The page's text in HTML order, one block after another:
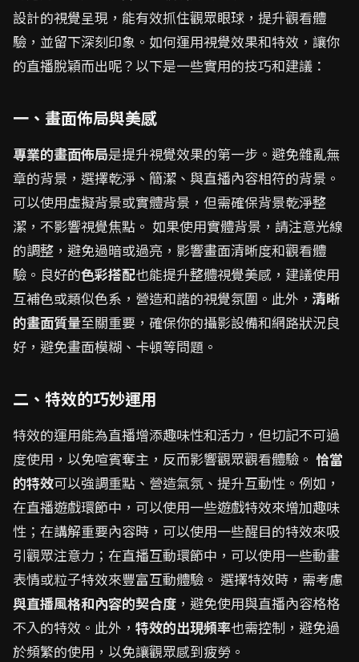
設計的視覺呈現，能有效抓住觀眾眼球，提升觀看體
驗，並留下深刻印象。如何運用視覺效果和特效，讓你
的直播脫穎而出呢？以下是一些實用的技巧和建議：
一、畫面佈局與美感
專業的畫面佈局是提升視覺效果的第一步。避免雜亂無
章的背景，選擇乾淨、簡潔、與直播內容相符的背景。
可以使用虛擬背景或實體背景，但需確保背景乾淨整
潔，不影響視覺焦點。 如果使用實體背景，請注意光線
的調整，避免過暗或過亮，影響畫面清晰度和觀看體
驗。良好的色彩搭配也能提升整體視覺美感，建議使用
互補色或類似色系，營造和諧的視覺氛圍。此外， 清晰
的畫面質量至關重要，確保你的攝影設備和網路狀況良
好，避免畫面模糊、卡頓等問題。
二、特效的巧妙運用
特效的運用能為直播增添趣味性和活力，但切記不可過
度使用，以免喧賓奪主，反而影響觀眾觀看體驗。 恰當
的特效可以強調重點、營造氣氛、提升互動性。例如，
在直播遊戲環節中，可以使用一些遊戲特效來增加趣味
性；在講解重要內容時，可以使用一些醒目的特效來吸
引觀眾注意力；在直播互動環節中，可以使用一些動畫
表情或粒子特效來豐富互動體驗。 選擇特效時，需考慮
與直播風格和內容的契合度 ，避免使用與直播內容格格
不入的特效。此外， 特效的出現頻率也需控制，避免過
於頻繁的使用，以免讓觀眾感到疲勞。